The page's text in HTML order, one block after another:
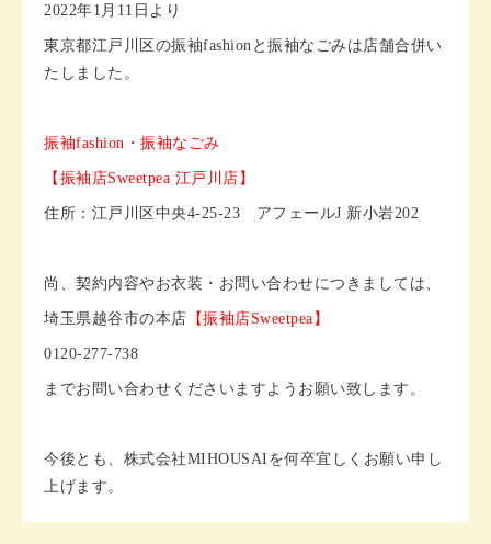
2022年1月11日より
東京都江戸川区の振袖fashionと振袖なごみは店舗合併い
たしました。
振袖fashion・振袖なごみ
【振袖店Sweetpea 江戸川店】
住所：江戸川区中央4-25-23 アフェールJ 新小岩202
尚、契約内容やお衣装・お問い合わせにつきましては、
埼玉県越谷市の本店 【振袖店Sweetpea】
0120-277-738
までお問い合わせくださいますようお願い致します。
今後とも、株式会社MIHOUSAIを何卒宜しくお願い申し
上げます。